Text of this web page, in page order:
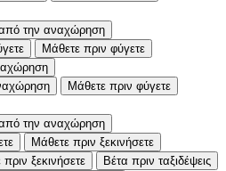
από την αναχώρηση
Μάθετε πριν φύγετε
Μάθετε πριν φύγετε
από την αναχώρηση
Μάθετε πριν ξεκινήσετε
ξεκινήσετε
Βέτα πριν ταξιδέψεις